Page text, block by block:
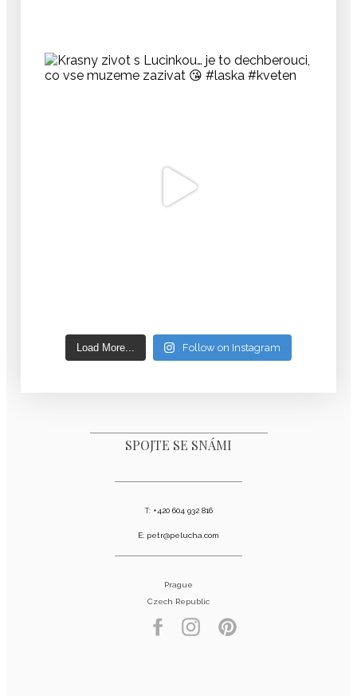
Load More... Follow on Instagram
SPOJTE SE SNÁMI
T: +420 604 932 816
E: petr@pelucha.com
Prague
Czech Republic